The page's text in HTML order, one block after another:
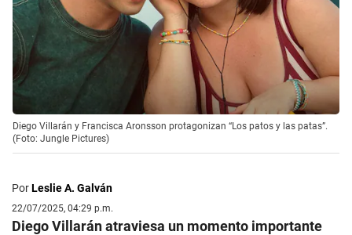
Diego Villarán y Francisca Aronsson protagonizan “Los patos y las patas”.
(Foto: Jungle Pictures)
PorLeslie A. Galván
22/07/2025, 04:29 p.m.
Diego Villarán atraviesa un momento importante